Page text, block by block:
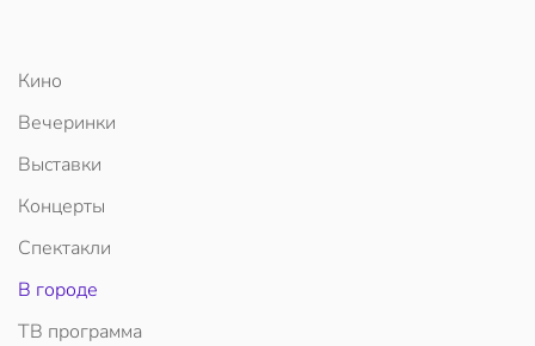
Кино
Вечеринки
Выставки
Концерты
Спектакли
В городе
ТВ программа